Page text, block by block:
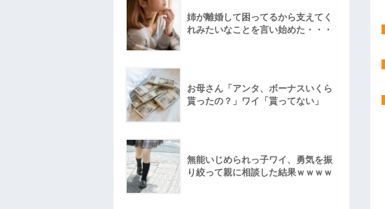
姉が離婚して困ってるから支えてく
れみたいなことを言い始めた・・・
お母さん「アンタ、ボーナスいくら
貰ったの？」ワイ「貰ってない」
無能いじめられっ子ワイ、勇気を振
り絞って親に相談した結果ｗｗｗｗ